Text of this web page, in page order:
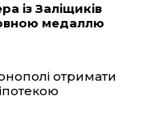
t
A
із Заліщиків
медаллю
отримати